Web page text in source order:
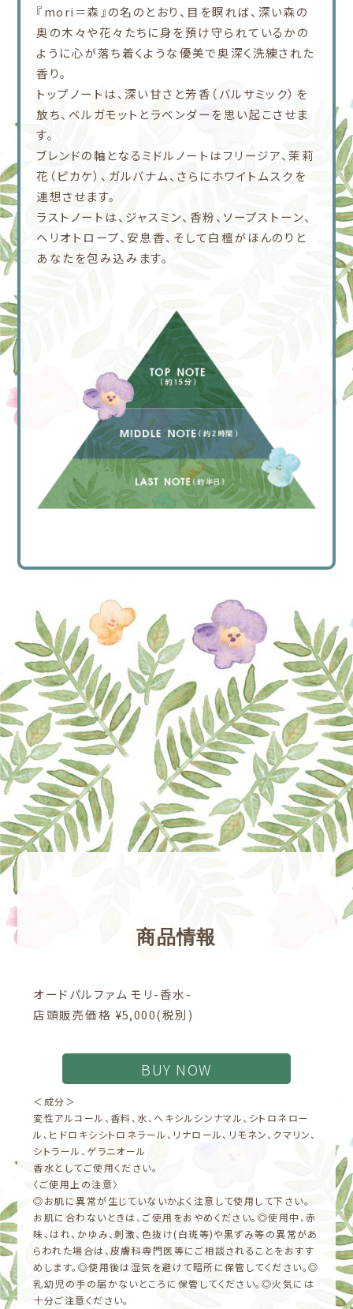
『mori＝森』の名のとおり、目を瞑れば、深い森の
奥の木々や花々たちに身を預け守られているかの
ように心が落ち着くような優美で奥深く洗練された
香り。
トップノートは、深い甘さと芳香（バルサミック）を
放ち、ベルガモットとラベンダーを思い起こさせま
す。
ブレンドの軸となるミドルノートはフリージア、茉莉
花（ピカケ）、ガルバナム、さらにホワイトムスクを
連想させます。
ラストノートは、ジャスミン、香粉、ソープストーン、
ヘリオトロープ、安息香、そして白檀がほんのりと
あなたを包み込みます。
商品情報
オードパルファム モリ-香水-
店頭販売価格 ¥5,000(税別)
BUY NOW
＜成分＞
変性アルコール、香料、水、ヘキシルシンナマル、シトロネロー
ル、ヒドロキシシトロネラール、リナロール、リモネン、クマリン、
シトラール、ゲラニオール
香水としてご使用ください。
〈ご使用上の注意〉
◎お肌に異常が生じていないかよく注意して使用して下さい。
お肌に合わないときは、ご使用をおやめください。◎使用中、赤
味、はれ、かゆみ、刺激、色抜け(白斑等)や黒ずみ等の異常があ
らわれた場合は、皮膚科専門医等にご相談されることをおすす
めします。◎使用後は湿気を避けて暗所に保管してください。◎
乳幼児の手の届かないところに保管してください。◎火気には
十分ご注意ください。